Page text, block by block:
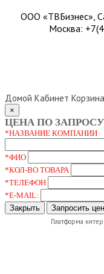
ООО «ТВБизнес»,
Москва:
Домой Кабинет Корзина
×
ЦЕНА ПО ЗАПРОСУ
*НАЗВАНИЕ КОМПАНИИ
*ФИО
*КОЛ-ВО ТОВАРА
*ТЕЛЕФОН
*E-MAIL:
Закрыть
Запросить
Платформа